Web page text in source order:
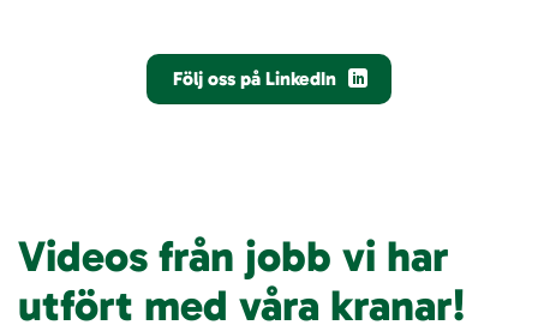
Följ oss på LinkedIn
Videos från jobb vi har
utfört med våra kranar!